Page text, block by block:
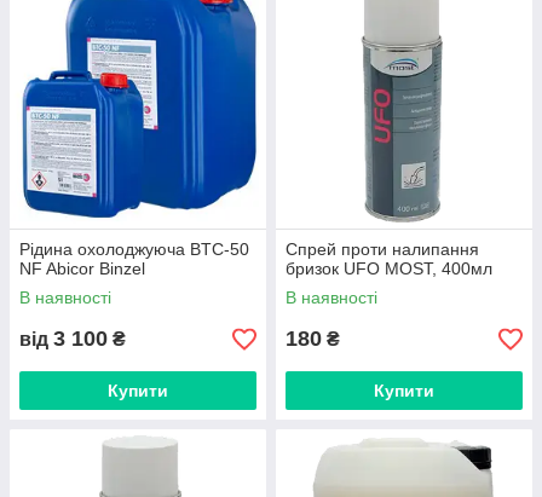
Рідина охолоджуюча BTC-50
NF Abicor Binzel
В наявності
від 3 100 ₴
Купити
Спрей проти налипання
бризок UFO MOST, 400мл
В наявності
180 ₴
Купити